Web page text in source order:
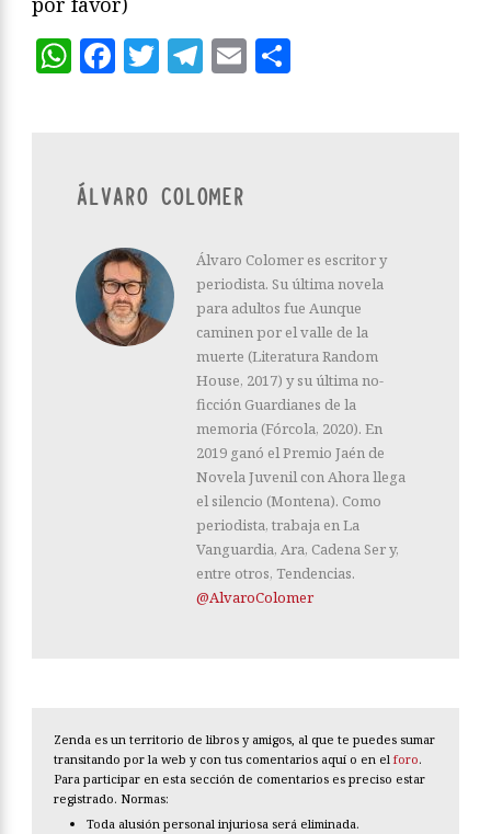
WhatsApp
Facebook
Twitter
Telegram
Email
ÁLVARO COLOMER
Álvaro Colomer es escritor y
periodista. Su última novela
para adultos fue Aunque
caminen por el valle de la
muerte (Literatura Random
House, 2017) y su última no-
ficción Guardianes de la
memoria (Fórcola, 2020). En
2019 ganó el Premio Jaén de
Novela Juvenil con Ahora llega
el silencio (Montena). Como
periodista, trabaja en La
Vanguardia, Ara, Cadena Ser y,
entre otros, Tendencias.
@AlvaroColomer
Zenda es un territorio de libros y amigos, al que te puedes sumar
transitando por la web y con tus comentarios aquí o en el foro.
Para participar en esta sección de comentarios es preciso estar
registrado. Normas:
Toda alusión personal injuriosa será eliminada.